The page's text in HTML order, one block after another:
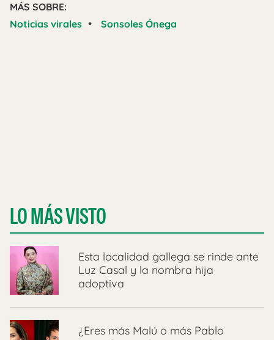
MÁS SOBRE:
Noticias virales • Sonsoles Ónega
LO MÁS VISTO
Esta localidad gallega se rinde ante
Luz Casal y la nombra hija
adoptiva
¿Eres más Malú o más Pablo